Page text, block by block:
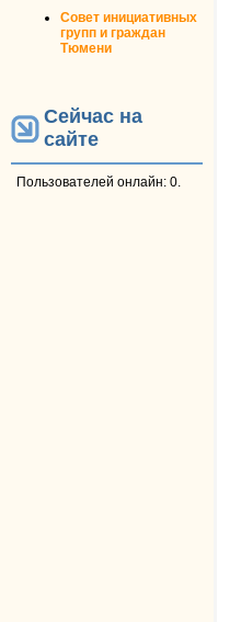
Совет инициативных
групп и граждан
Тюмени
Сейчас на
сайте
Пользователей онлайн: 0.